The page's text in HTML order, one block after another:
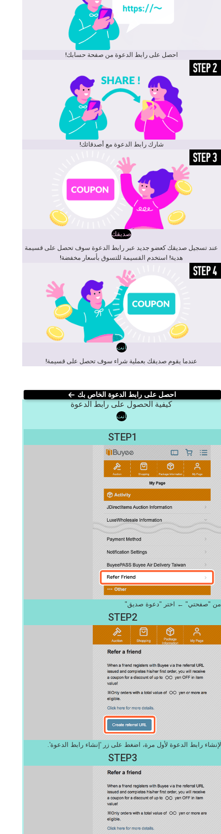
احصل على رابط الدعوة من صفحة حسابك!
شارك رابط الدعوة مع أصدقائك!
صديقك
عند تسجيل صديقك كعضو جديد عبر رابط الدعوة سوف تحصل على قسيمة
هدية! استخدم القسيمة للتسوق بأسعار مخفضة!
أنت
عندما يقوم صديقك بعملية شراء سوف تحصل على قسيمة!
احصل على رابط الدعوة الخاص بك
كيفية الحصول على رابط الدعوة
أنت
STEP1
من "صفحتي" ← اختر "دعوة صديق"
STEP2
لإنشاء رابط الدعوة لأول مرة، اضغط على زر 'إنشاء رابط الدعوة'.
STEP3